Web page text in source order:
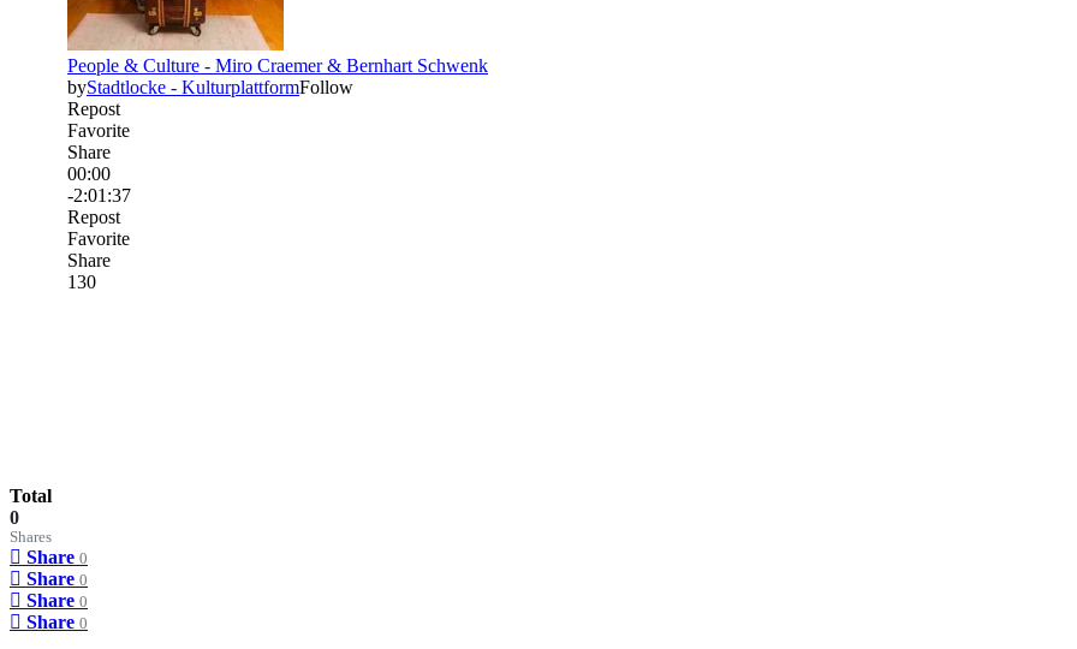
Total
0
Shares
Share 0
Share 0
Share 0
Share 0